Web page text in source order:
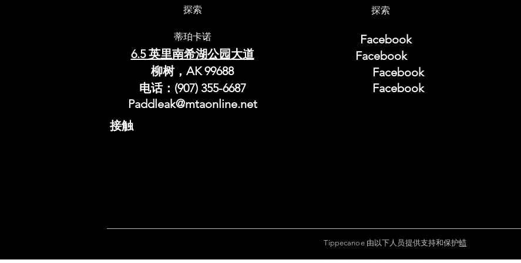
蒂珀卡诺
6.5 英里南希湖公园大道
柳树，AK 99688
电话：(907) 355-6687
Paddleak@mtaonline.net
接触
探索
Facebook
Facebook
Facebook
Facebook
Tippecanoe 由以下人员提供支持和保护蜡
探索